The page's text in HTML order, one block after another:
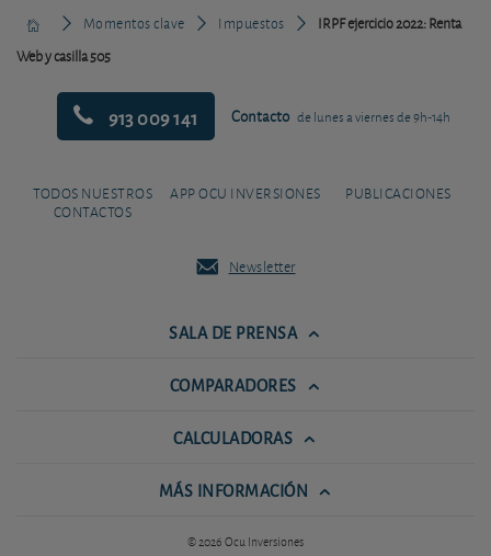
Momentos clave Impuestos
IRPF ejercicio 2022: Renta
Web y casilla 505
913 009 141 Contacto de lunes a viernes de 9h-14h
TODOS NUESTROS
CONTACTOS
APP OCU INVERSIONES PUBLICACIONES
Newsletter
SALA DE PRENSA
COMPARADORES
CALCULADORAS
MÁS INFORMACIÓN
© 2026 Ocu Inversiones